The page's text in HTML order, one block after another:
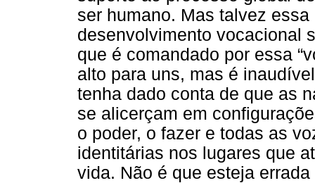
ser humano. Mas talvez
desenvolvimento vocacional
que é comandado por essa
alto para uns, mas é
tenha dado conta de que as
se alicerçam em
o poder, o fazer e todas as
identitárias nos lugares que
vida. Não é que esteja errada